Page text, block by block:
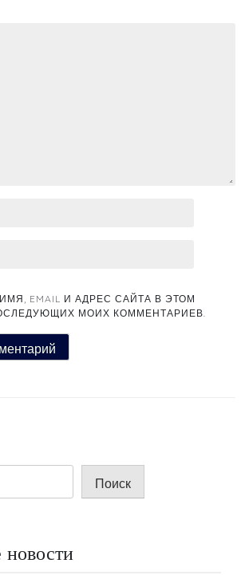
EMAIL И АДРЕС САЙТА В ЭТОМ
МОИХ КОММЕНТАРИЕВ.
Поиск